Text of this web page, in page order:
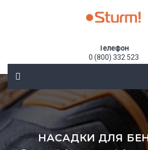
Телефон
0 (800) 332 523
НАСАДКИ ДЛЯ